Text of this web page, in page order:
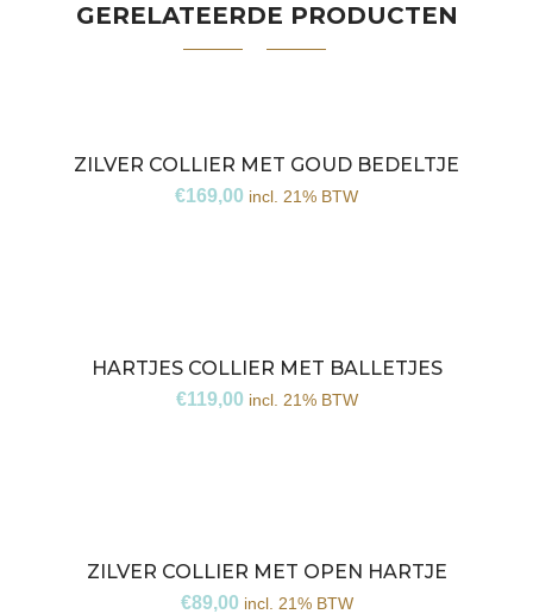
GERELATEERDE PRODUCTEN
ZILVER COLLIER MET GOUD BEDELTJE
€169,00 incl. 21% BTW
HARTJES COLLIER MET BALLETJES
€119,00 incl. 21% BTW
ZILVER COLLIER MET OPEN HARTJE
€89,00 incl. 21% BTW